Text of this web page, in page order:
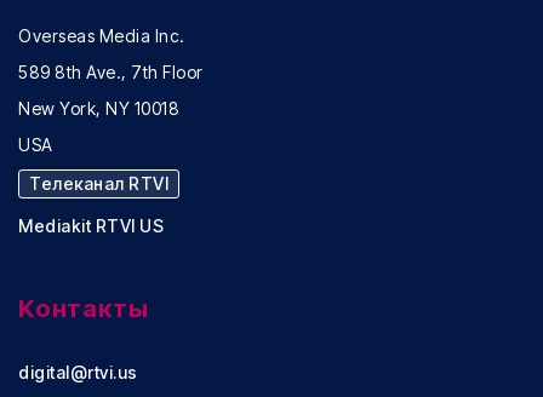
Overseas Media Inc.
589 8th Ave., 7th Floor
New York, NY 10018
USA
Телеканал RTVI
Mediakit RTVI US
Контакты
digital@rtvi.us